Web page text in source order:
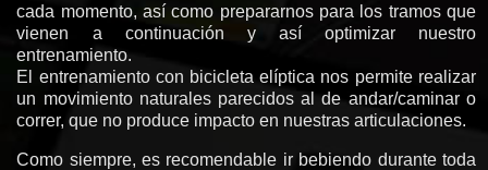
cada momento, así como prepararnos para los tramos que
vienen a continuación y así optimizar nuestro
entrenamiento.
El entrenamiento con bicicleta elíptica nos permite realizar
un movimiento naturales parecidos al de andar/caminar o
correr, que no produce impacto en nuestras articulaciones.
Como siempre, es recomendable ir bebiendo durante toda